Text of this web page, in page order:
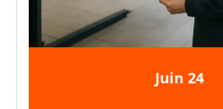
Juin24
2424